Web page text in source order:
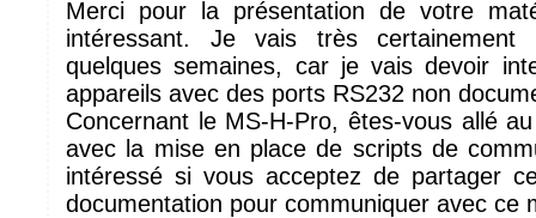
Merci pour la présentation de votre
intéressant. Je vais très certainement
quelques semaines, car je vais devoir
appareils avec des ports RS232 non
Concernant le MS-H-Pro, êtes-vous allé
avec la mise en place de scripts de
intéressé si vous acceptez de partager
documentation pour communiquer avec ce